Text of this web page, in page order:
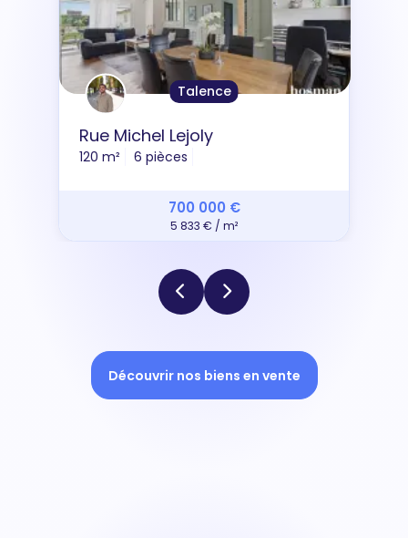
Talence
Rue Michel Lejoly
120 m² 6 pièces
700 000 €
5 833 € / m²
Découvrir nos biens en vente